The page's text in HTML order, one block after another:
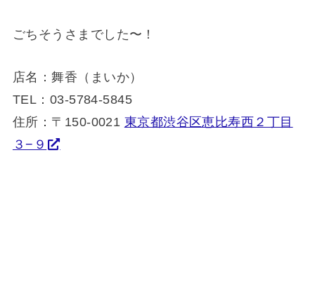
ごちそうさまでした〜！
店名：舞香（まいか）
TEL：03-5784-5845
住所：〒150-0021 東京都渋谷区恵比寿西２丁目
３−９